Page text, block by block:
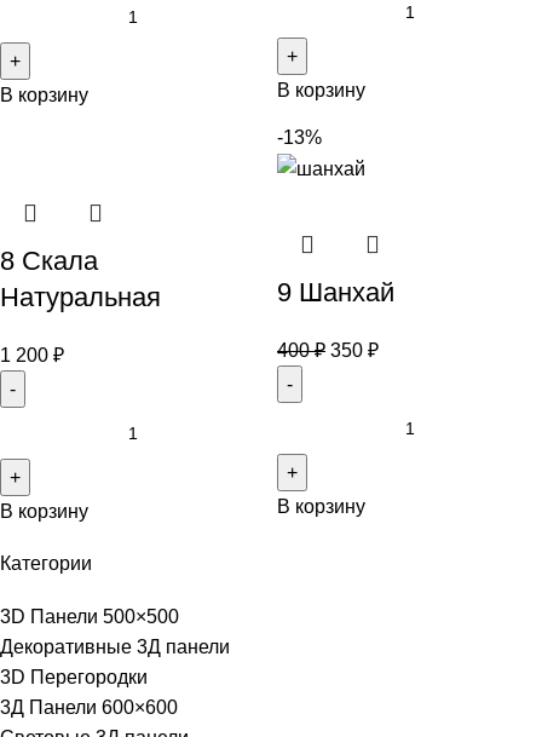
Категории
3D Панели 500×500
Декоративные 3Д панели
3D Перегородки
3Д Панели 600×600
В корзину В корзину
8 Скала
Натуральная
1 200 ₽
В корзину
-13%
9 Шанхай
400₽ 350 ₽
В корзину